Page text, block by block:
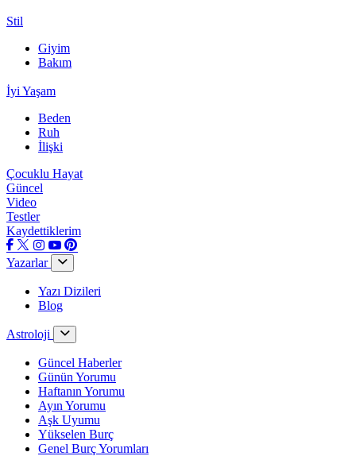
Stil
Giyim
Bakım
İyi Yaşam
Beden
Ruh
İlişki
Çocuklu Hayat
Güncel
Video
Testler
Kaydettiklerim
Yazarlar
Yazı Dizileri
Blog
Astroloji
Güncel Haberler
Günün Yorumu
Haftanın Yorumu
Ayın Yorumu
Aşk Uyumu
Yükselen Burç
Genel Burç Yorumları